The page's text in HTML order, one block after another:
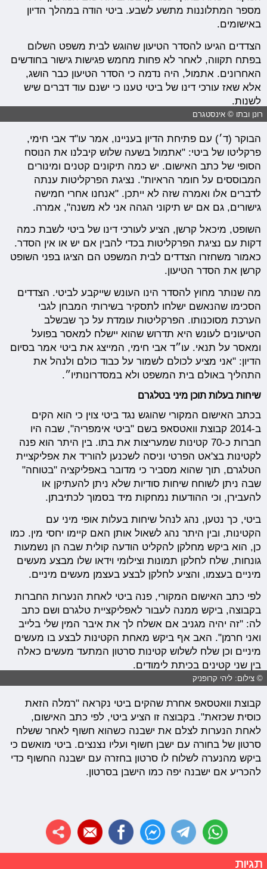
מספר המתלוננות מתשע לשבע. ביטי הודה במהלך הדיון
באישומים.
הצדדים הגיעו להסדר הטיעון שהוגש לבית משפט השלום
בפתח תקווה, לאחר לא פחות מחמש פגישות גישור בחודשים
האחרונים. אתמול, היה נדמה כי הסדר הטיעון כבר הושג,
אלא שאז עורכי דינו של ביטי טענו כי ישנם עוד דברים שיש
לשנות.
רונן ובתו © אינסטגרם
הבוקר (ד׳) עם פתיחת הדיון בעניינו, אמר עו"ד אבי חימי,
פרקליטו של ביטי: "אתמול בשעה שלוש קיבלנו את הנוסח
הסופי של כתב האישום. יש כמה תיקונים קטנים ומינורים
המבוססים על חומר הראיות". נציגת הפרקליטות ענתה
לדברים אלו ואמרה שזה לא ייתכן. "אנחנו אחרי חמישה
גישורים, גם אם יש תיקוני הגהה אני לא משנה", אמרה.
השופט, מיכאל קרשן, הציע לעורכי דינו של ביטי לשבת כמה
דקות עם נציגת הפרקליטות בכדי להבין אם יש או אין הסדר.
כאמור משחזרו הצדדים לבית המשפט הם הציגו בפני השופט
קרשן את הסדר הטיעון.
מה שנותר מחוץ להסדר הינו העונש שייקבע לביטי. הצדדים
הסכימו שהנאשם ישלחו לתסקיר בשירותי המבחן לגבי
הערכת מסוכנותו. הפרקליטות עומדת על כך שבשלב
הטיעונים לעונש היא תדרוש שהוא יישלח למאסר בפועל
ומאסר על תנאי. עו״ד אבי חימי, המייצג את ביטי אמר בסיום
הדיון: "אני מציע לכולם לשמור על כבוד כולם ולנהל את
התהליך באולם בית המשפט ולא במסדרונותיו״.
שיחות בעלות תוכן מיני בטלגרם
בכתב האישום המקורי שהוגש נגד ביטי צוין כי הוא הקים
ב-2014 קבוצת וואטסאפ בשם "ביטי אימפריה", שבה היו
חברות כ-70 קטינות שמעריצות את בתו. בין היתר הוא פנה
לקטינות בצ'אט הפרטי וניסה לשכנען להוריד את אפליקציית
הטלגרם, תוך שהוא מסביר כי מדובר באפליקציה "בטוחה"
שבה ניתן לשוחח שיחות סודיות שלא ניתן להעתיקן או
להעבירן, וכי ההודעות נמחקות מיד בסמוך לכתיבתן.
ביטי, כך נטען, נהג לנהל שיחות בעלות אופי מיני עם
הקטינות, ובין היתר נהג לשאול אותן האם קיימו יחסי מין. כמו
כן, הוא ביקש מחלקן להקליט הודעה קולית שבה הן נשמעות
גונחות, שלח לחלקן תמונות וצילומי וידאו שלו מבצע מעשים
מיניים בעצמו, והציע לחלקן לבצע בעצמן מעשים מיניים.
לפי כתב האישום המקורי, פנה ביטי לאחת הנערות החברות
בקבוצה, ביקש ממנה לעבור לאפליקציית טלגרם ושם כתב
לה: "זה יהיה מגניב אם אשלח לך את איבר המין שלי בלייב
ואני חרמן". האב אף ביקש מאחת הקטינות לבצע בו מעשים
מיניים וכן שלח לשלוש קטינות סרטון המתעד מעשים כאלה
בין שני קטינים בכיתת לימודים.
© צילום: ליהי קרופניק
קבוצת וואטסאפ אחרת שהקים ביטי נקראה "רמלה הזאת
כוסית שכזאת". בקבוצה זו הציע ביטי, לפי כתב האישום,
לאחת הנערות לצלם את ישבנה כשהוא חשוף לאחר ששלח
סרטון של בחורה עם ישבן חשוף ועליו נצנצים. ביטי מואשם כי
ביקש מהנערה לשלוח לו סרטון בחזרה עם ישבנה החשוף כדי
להכריע אם ישבנה יפה כמו הישבן בסרטון.
תגיות